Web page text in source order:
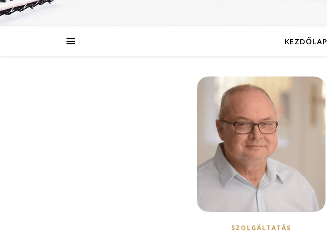
KEZDŐLAP
SZOLGÁLTATÁS